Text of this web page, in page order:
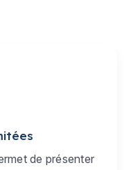
de présenter